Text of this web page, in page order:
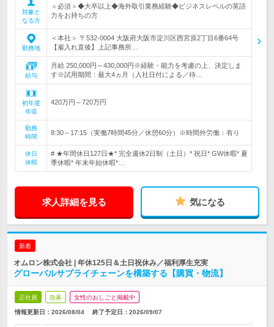
対象と
なる方
＜必須＞◆大卒以上◆海外取引業務経験◆ビジネスレベルの英語
力をお持ちの方
勤務地
＜本社＞ 〒532-0004 大阪府大阪市淀川区西宮原2丁目6番64号
【雇入れ直後】上記事務所…
給与
月給 250,000円～430,000円※経験・能力を考慮の上、決定しま
す※試用期間：最大4ヵ月（入社日付による／待…
初年度
年収
420万円～720万円
勤務
時間
8:30～17:15（実働7時間45分／休憩60分）※時間外労働：有り
休日
休暇
# ★年間休日127日★* 完全週休2日制（土日）* 祝日* GW休暇* 夏
季休暇* 年末年始休暇*…
求人詳細を見る 気になる
新着
オムロン株式会社 | 年休125日＆土日祝休み／福利厚生充実
グローバルサプライチェーンを構築する【購買・物流】
正社員 急募 女性のおしごと掲載中
情報更新日：2026/08/04 終了予定日： 2026/09/07